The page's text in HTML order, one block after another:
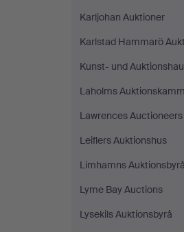
Karljohan Auktioner
Karlstad Hammarö
Kunst- und
Laholms
Lawrences Auctioneers
Leiflers Auktionshus
Limhamns Auktionsbyrå
Lyme Bay Auctions
Lysekils Auktionsbyrå